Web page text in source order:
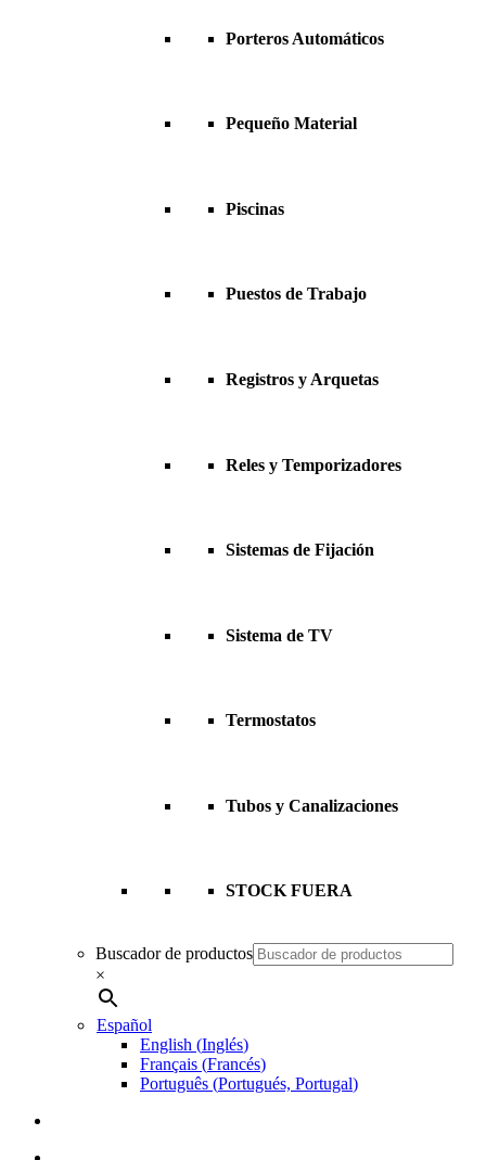
Porteros Automáticos
Pequeño Material
Piscinas
Puestos de Trabajo
Registros y Arquetas
Reles y Temporizadores
Sistemas de Fijación
Sistema de TV
Termostatos
Tubos y Canalizaciones
STOCK FUERA
Buscador de productos
×
Español
English (Inglés)
Français (Francés)
Português (Portugués, Portugal)